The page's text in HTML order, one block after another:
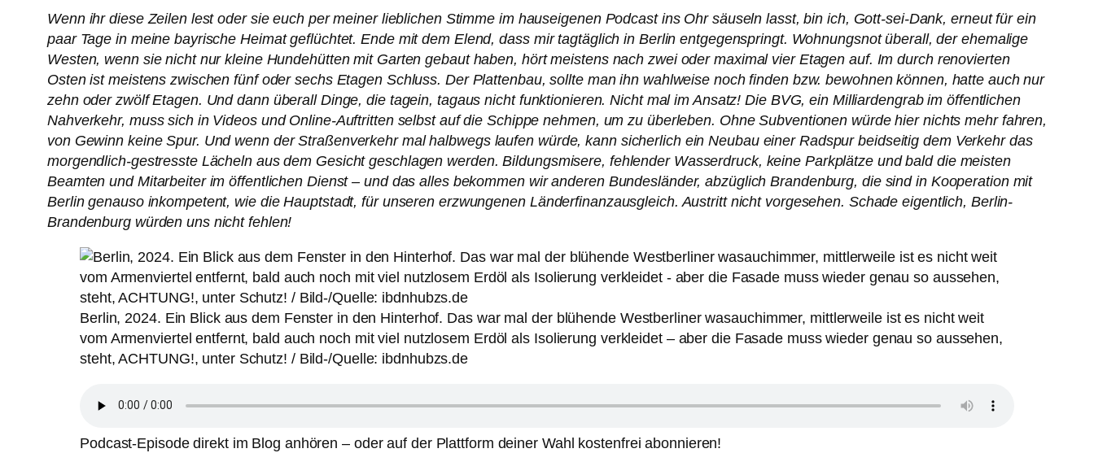
Wenn ihr diese Zeilen lest oder sie euch per meiner lieblichen Stimme im hauseigenen Podcast ins Ohr säuseln lasst, bin ich, Gott-sei-Dank, erneut für ein
paar Tage in meine bayrische Heimat geflüchtet. Ende mit dem Elend, dass mir tagtäglich in Berlin entgegenspringt. Wohnungsnot überall, der ehemalige
Westen, wenn sie nicht nur kleine Hundehütten mit Garten gebaut haben, hört meistens nach zwei oder maximal vier Etagen auf. Im durch renovierten
Osten ist meistens zwischen fünf oder sechs Etagen Schluss. Der Plattenbau, sollte man ihn wahlweise noch finden bzw. bewohnen können, hatte auch nur
zehn oder zwölf Etagen. Und dann überall Dinge, die tagein, tagaus nicht funktionieren. Nicht mal im Ansatz! Die BVG, ein Milliardengrab im öffentlichen
Nahverkehr, muss sich in Videos und Online-Auftritten selbst auf die Schippe nehmen, um zu überleben. Ohne Subventionen würde hier nichts mehr fahren,
von Gewinn keine Spur. Und wenn der Straßenverkehr mal halbwegs laufen würde, kann sicherlich ein Neubau einer Radspur beidseitig dem Verkehr das
morgendlich-gestresste Lächeln aus dem Gesicht geschlagen werden. Bildungsmisere, fehlender Wasserdruck, keine Parkplätze und bald die meisten
Beamten und Mitarbeiter im öffentlichen Dienst – und das alles bekommen wir anderen Bundesländer, abzüglich Brandenburg, die sind in Kooperation mit
Berlin genauso inkompetent, wie die Hauptstadt, für unseren erzwungenen Länderfinanzausgleich. Austritt nicht vorgesehen. Schade eigentlich, Berlin-
Brandenburg würden uns nicht fehlen!
Berlin, 2024. Ein Blick aus dem Fenster in den Hinterhof. Das war mal der blühende Westberliner wasauchimmer, mittlerweile ist es nicht weit
vom Armenviertel entfernt, bald auch noch mit viel nutzlosem Erdöl als Isolierung verkleidet – aber die Fasade muss wieder genau so aussehen,
steht, ACHTUNG!, unter Schutz! / Bild-/Quelle: ibdnhubzs.de
Podcast-Episode direkt im Blog anhören – oder auf der Plattform deiner Wahl kostenfrei abonnieren!